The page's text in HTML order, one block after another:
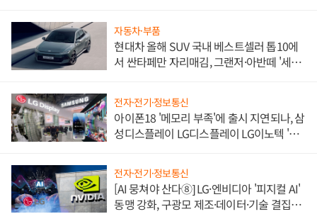
자동차·부품
현대차 올해 SUV 국내 베스트셀러 톱10에
서 싼타페만 자리매김, 그랜저·아반떼 '세단
전자·전기·정보통신
아이폰18 '메모리 부족'에 출시 지연되나, 삼
성디스플레이 LG디스플레이 LG이노텍 '탈
전자·전기·정보통신
[AI 뭉쳐야 산다⑧] LG·엔비디아 '피지컬 AI'
동맹 강화, 구광모 제조·데이터·기술 결집